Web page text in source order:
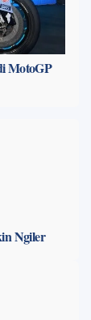
MotoGP
Ngiler